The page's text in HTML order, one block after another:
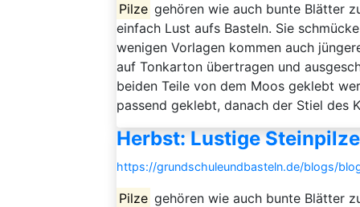
Pilze gehören wie auch bunte Blätter
einfach Lust aufs Basteln. Sie
wenigen Vorlagen kommen auch
auf Tonkarton übertragen und
beiden Teile von dem Moos geklebt
passend geklebt, danach der Stiel des
Herbst: Lustige Steinpilze
https://grundschuleundbasteln.de/blogs/
Pilze gehören wie auch bunte Blätter